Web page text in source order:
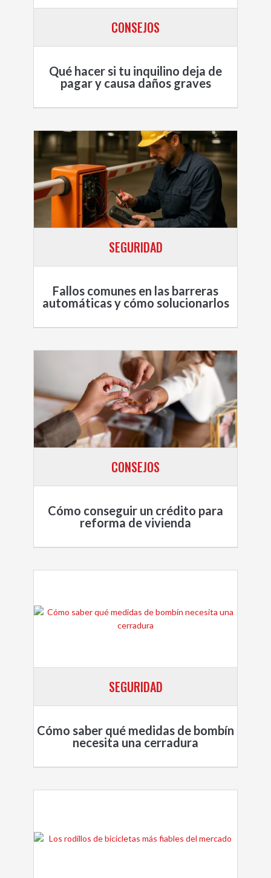
CONSEJOS
Qué hacer si tu inquilino deja de
pagar y causa daños graves
SEGURIDAD
Fallos comunes en las barreras
automáticas y cómo solucionarlos
CONSEJOS
Cómo conseguir un crédito para
reforma de vivienda
SEGURIDAD
Cómo saber qué medidas de bombín
necesita una cerradura